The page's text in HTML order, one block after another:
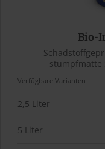
Bio-
stumpfmatte
Verfügbare Varianten
2,5 Liter
5 Liter